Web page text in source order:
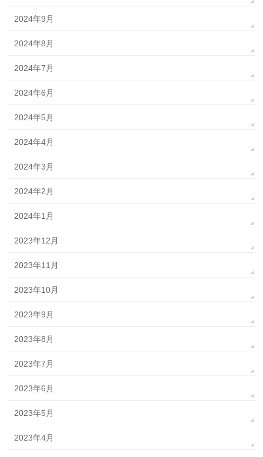
2024年9月
2024年8月
2024年7月
2024年6月
2024年5月
2024年4月
2024年3月
2024年2月
2024年1月
2023年12月
2023年11月
2023年10月
2023年9月
2023年8月
2023年7月
2023年6月
2023年5月
2023年4月